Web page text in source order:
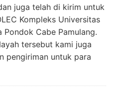
juga telah di kirim untuk
Kompleks Universitas
Pondok Cabe Pamulang.
tersebut kami juga
pengiriman untuk para